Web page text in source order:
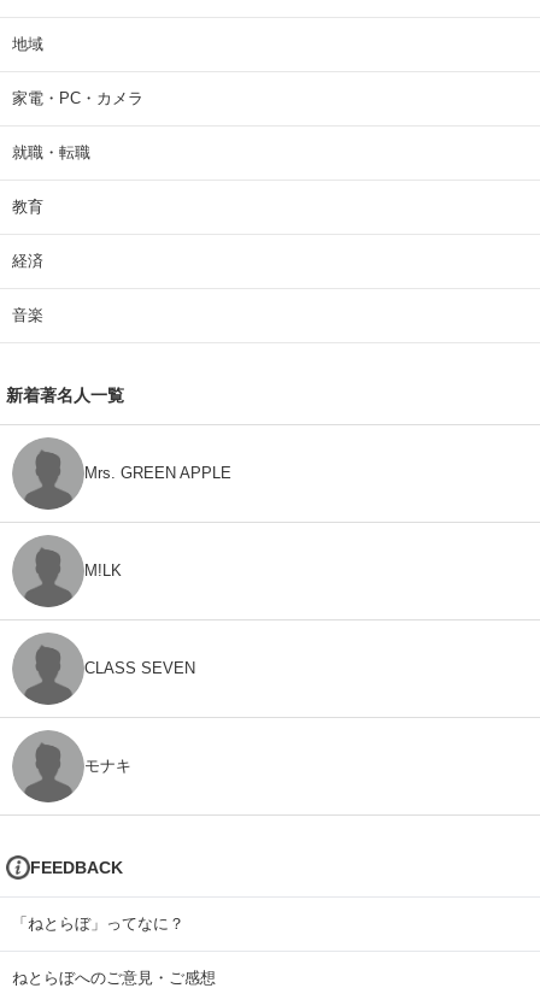
地域
家電・PC・カメラ
就職・転職
教育
経済
音楽
新着著名人一覧
Mrs. GREEN APPLE
M!LK
CLASS SEVEN
モナキ
FEEDBACK
「ねとらぼ」ってなに？
ねとらぼへのご意見・ご感想